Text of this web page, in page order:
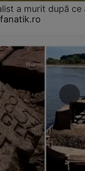
a murit după ce